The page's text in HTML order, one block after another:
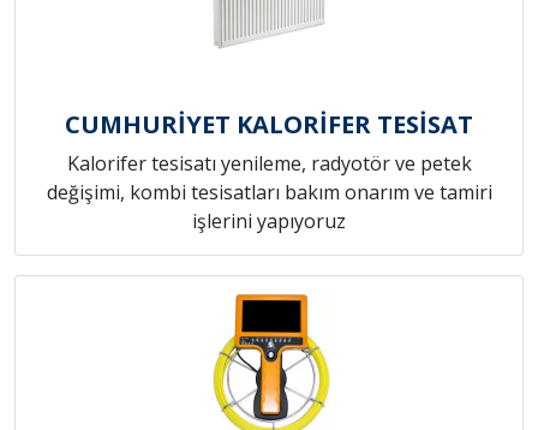
CUMHURİYET KALORİFER TESİSAT
Kalorifer tesisatı yenileme, radyotör ve petek
değişimi, kombi tesisatları bakım onarım ve tamiri
işlerini yapıyoruz